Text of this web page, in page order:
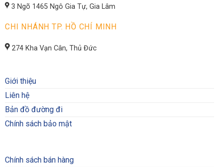
3 Ngõ 1465 Ngô Gia Tự, Gia Lâm
CHI NHÁNH TP. HỒ CHÍ MINH
274 Kha Vạn Cân, Thủ Đức
Giới thiệu
Liên hệ
Bản đồ đường đi
Chính sách bảo mật
Chính sách bán hàng